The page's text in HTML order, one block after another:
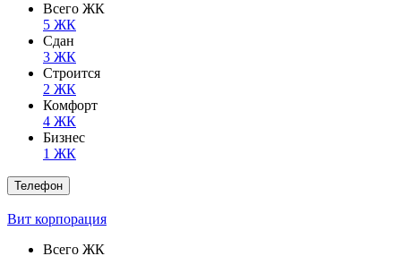
Всего ЖК
5 ЖК
Сдан
3 ЖК
Строится
2 ЖК
Комфорт
4 ЖК
Бизнес
1 ЖК
Телефон
Вит корпорация
Всего ЖК